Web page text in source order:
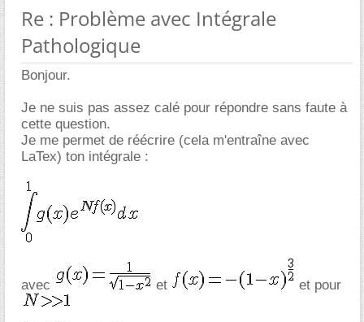
Re : Problème avec Intégrale
Pathologique
Bonjour.
Je ne suis pas assez calé pour répondre sans faute à
cette question.
Je me permet de réécrire (cela m'entraîne avec
LaTex) ton intégrale :
avec et et pour